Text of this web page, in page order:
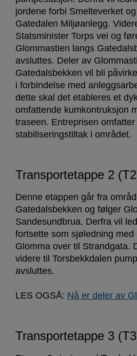
jordene forbi Smelteverket
Gatedalen Miljøanlegg.
Statsminister Torps vei og
Glommastien langs
avsluttes. Deler av
Gatedalsbekken vil bli
i forbindelse med
dette skal det etableres et
omfattende kumkontruksjon
traseen. Entreprisen
stabiliseringstiltak i området.
Transportetappe 2
Denne etappen går fra
Gatedalsbekken og følger
Sandesundbrua. Derfra vil
fortsette som sjøledning med
Glomma over til Strandgata.
videre til Torsbekkdalen
avsluttes.
LES OGSÅ: Nå er deler av
Transportetappe 3